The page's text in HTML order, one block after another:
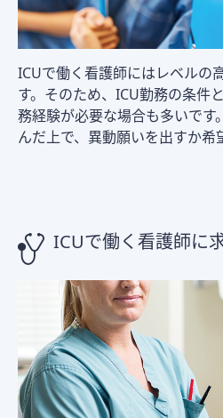
ICUで働く看護師にはレベルの
す。そのため、ICU勤務の条件
務経験が必要な場合も多いです
んだ上で、異動願いを出すか希
ICUで働く看護師に